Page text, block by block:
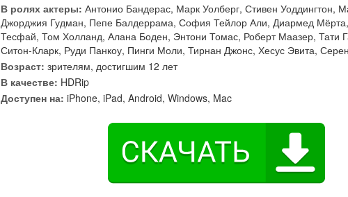
В ролях актеры: Антонио Бандерас, Марк Уолберг, Стивен Уоддингтон,
Джорджия Гудман, Пепе Балдеррама, София Тейлор Али, Диармед Мёрта,
Тесфай, Том Холланд, Алана Боден, Энтони Томас, Роберт Маазер, Тати
Ситон-Кларк, Руди Панкоу, Пинги Моли, Тирнан Джонс, Хесус Эвита,
Возраст: зрителям, достигшим 12 лет
В качестве: HDRip
Доступен на: iPhone, iPad, Android, Windows, Mac